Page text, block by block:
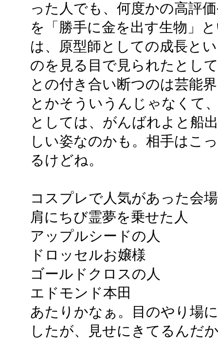
った人でも、何度かの高評
を「勝手に金を出す生物」
は、原型師としての成長と
のを見る目で見られたとし
との付き合い断つのは芸能
とかそういうんじゃなくて
としては、がんばれよと船
しい姿なのかも。相手はこ
るけどね。
コスプレで人気があった会
肩にちび霊夢を乗せた人
アップルシードの人
ドロッセルお嬢様
ゴールドクロスの人
エドモンド本田
あたりかなぁ。目のやり場
したが、見せにきてるんだ